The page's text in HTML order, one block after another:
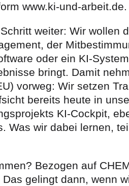
www.ki-und-arbeit.de.
weiter: Wir wollen
der
oder ein KI-
bringt. Damit
vorweg: Wir setzen
bereits heute in
KI-Cockpit,
Was wir dabei lernen,
Bezogen auf
gelingt dann, wenn